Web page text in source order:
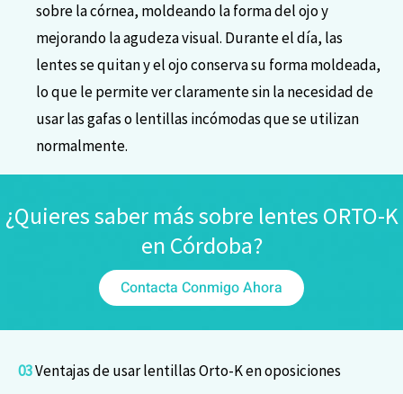
sobre la córnea, moldeando la forma del ojo y
mejorando la agudeza visual. Durante el día, las
lentes se quitan y el ojo conserva su forma moldeada,
lo que le permite ver claramente sin la necesidad de
usar las gafas o lentillas incómodas que se utilizan
normalmente.
¿Quieres saber más sobre lentes ORTO-K
en Córdoba?
Contacta Conmigo Ahora
03Ventajas de usar lentillas Orto-K en oposiciones